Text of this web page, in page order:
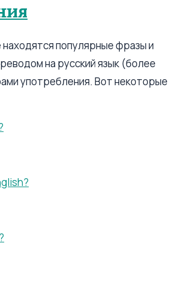
популярные фразы и
на русский язык (более
употребления. Вот некоторые